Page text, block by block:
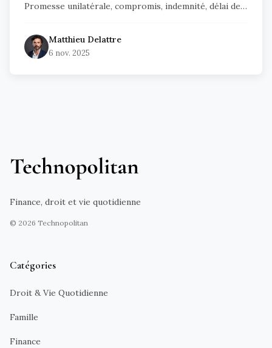
Promesse unilatérale, compromis, indemnité, délai de
clairement vos droits, obligations et les risques en cas
de désistement.
Matthieu Delattre
6 nov. 2025
Finance, droit et vie quotidienne
© 2026 Technopolitan
Catégories
Droit & Vie Quotidienne
Famille
Finance